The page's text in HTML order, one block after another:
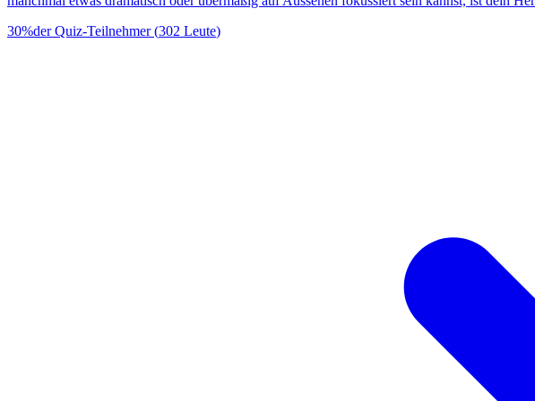
30%der Quiz-Teilnehmer(302 Leute)